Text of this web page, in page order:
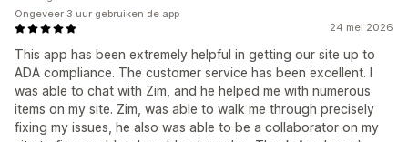
24 mei 2026
This app has been extremely helpful in getting our site up to
ADA compliance. The customer service has been excellent. I
was able to chat with Zim, and he helped me with numerous
items on my site. Zim, was able to walk me through precisely
fixing my issues, he also was able to be a collaborator on my
Ongeveer 3 uur gebruiken de app